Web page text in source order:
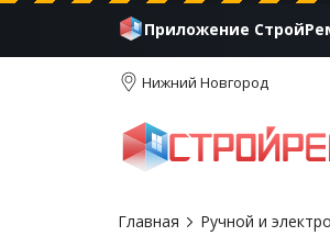
Приложение
Нижний Новгород
Главная Ручной и